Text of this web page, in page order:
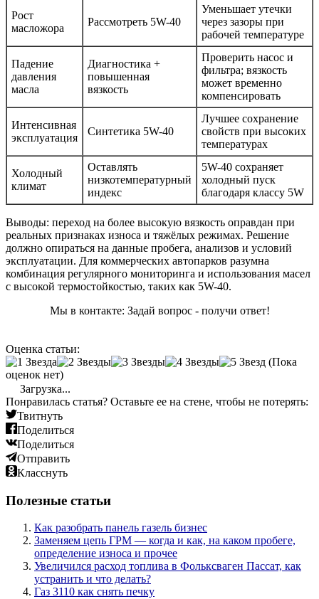
Рост
масложора
Рассмотреть 5W-40
Уменьшает утечки
через зазоры при
рабочей температуре
Падение
давления
масла
Диагностика +
повышенная
вязкость
Проверить насос и
фильтра; вязкость
может временно
компенсировать
Интенсивная
эксплуатация
Синтетика 5W-40
Лучшее сохранение
свойств при высоких
температурах
Холодный
климат
Оставлять
низкотемпературный
индекс
5W-40 сохраняет
холодный пуск
благодаря классу 5W
Выводы: переход на более высокую вязкость оправдан при
реальных признаках износа и тяжёлых режимах. Решение
должно опираться на данные пробега, анализов и условий
эксплуатации. Для коммерческих автопарков разумна
комбинация регулярного мониторинга и использования масел
с высокой термостойкостью, таких как 5W-40.
Мы в контакте: Задай вопрос - получи ответ!
Оценка статьи:
(Пока
оценок нет)
Загрузка...
Понравилась статья? Оставьте ее на стене, чтобы не потерять:
Твитнуть
Поделиться
Поделиться
Отправить
Класснуть
Полезные статьи
Как разобрать панель газель бизнес
Заменяем цепь ГРМ — когда и как, на каком пробеге,
определение износа и прочее
Увеличился расход топлива в Фольксваген Пассат, как
устранить и что делать?
Газ 3110 как снять печку